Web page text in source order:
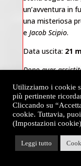
un’avventura in
una misteriosa
e Jacob Scipio.
Data uscita: 21
Dopo aver
essersi lasciata
bordo con loro.
nell’ombra,
finché non li
viaggio on the
nell’incubo.
Utilizziamo i cookie
più pertinente
Cliccando su
cookie. Tuttavia,
(Impostazioni
Leggi tutto